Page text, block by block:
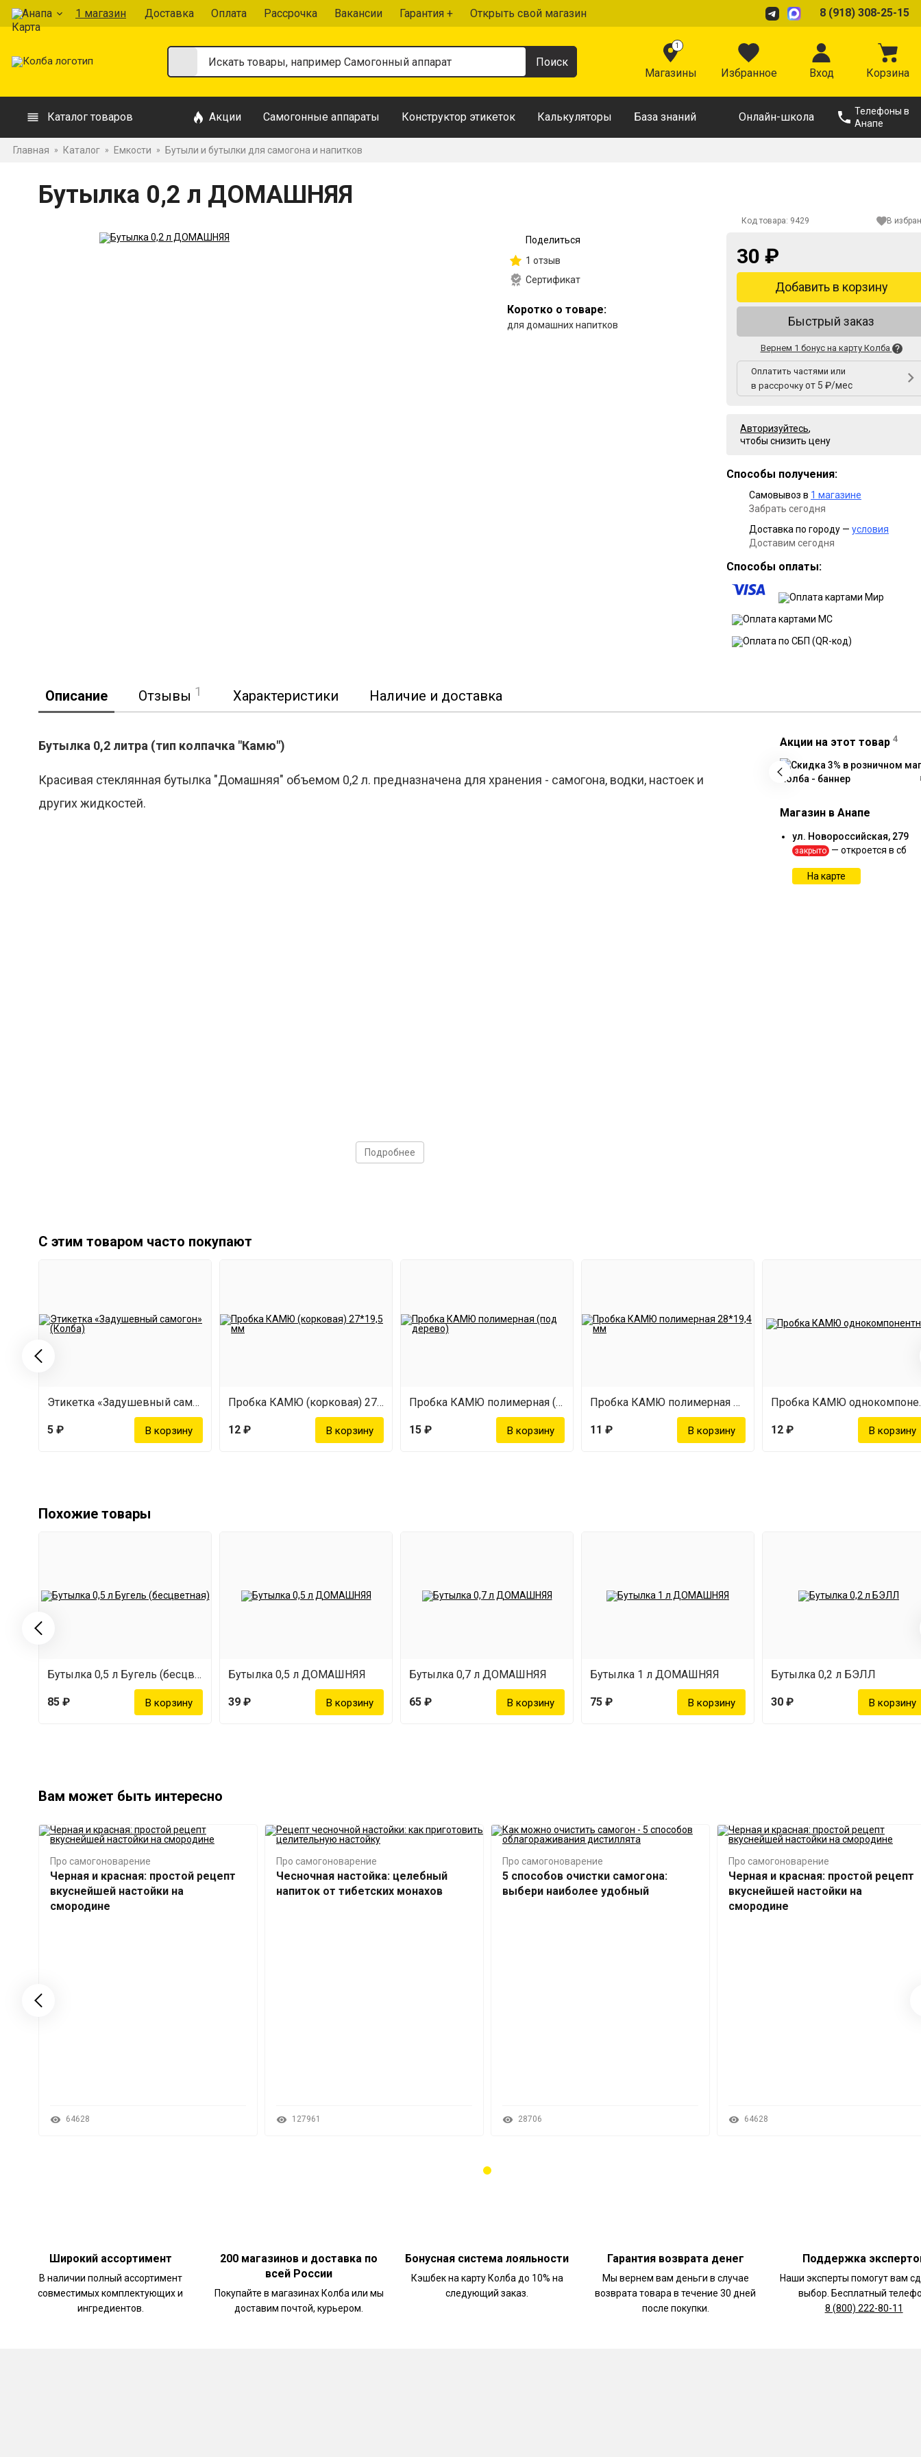
Анапа 1 магазин Доставка Оплата Рассрочка Вакансии Гарантия + Открыть свой магазин 8 (918) 308-25-15
1
Магазины Избранное Вход Корзина
Каталог товаров Акции Самогонные аппараты Конструктор этикеток Калькуляторы База знаний Онлайн-школа
Телефоны в
Анапе
Главная » Каталог » Емкости » Бутыли и бутылки для самогона и напитков
Бутылка 0,2 л ДОМАШНЯЯ
Поделиться
1 отзыв
Сертификат
Коротко о товаре:
для домашних напитков
Код товара: 9429 В
30 ₽
Добавить в корзину
Быстрый заказ
Вернем 1 бонус на карту Колба
Оплатить частями или
в рассрочку от 5 ₽/мес
Авторизуйтесь,
чтобы снизить цену
Способы получения:
Самовывоз в 1 магазине
Забрать сегодня
Доставка по городу — условия
Доставим сегодня
Способы оплаты:
Описание Отзывы 1 Характеристики Наличие и доставка
Бутылка 0,2 литра (тип колпачка "Камю")
Красивая стеклянная бутылка "Домашняя" объемом 0,2 л. предназначена для хранения - самогона, водки, настоек и
других жидкостей.
Подробнее
Акции на этот товар 4
Реклама
Магазин в Анапе
ул. Новороссийская, 279
закрыто — откроется в сб
На карте
С этим товаром часто покупают
Этикетка «Задушевный самогон» (Колба)
5 ₽
Пробка КАМЮ (корковая) 27*19,5 мм
12 ₽
Пробка КАМЮ полимерная (под дерево)
15 ₽
Пробка КАМЮ полимерная 28*19,4 мм
11 ₽ 12 ₽
Похожие товары
Бутылка 0,5 л Бугель (бесцветная)
85 ₽
Бутылка 0,5 л ДОМАШНЯЯ
39 ₽
Бутылка 0,7 л ДОМАШНЯЯ
65 ₽
Бутылка 1 л ДОМАШНЯЯ
75 ₽
Бутылка 0,2 л БЭЛЛ
30 ₽
Вам может быть интересно
Про самогоноварение
Черная и красная: простой рецепт
вкуснейшей настойки на
смородине
64628
Про самогоноварение
Чесночная настойка: целебный
напиток от тибетских монахов
127961
Про самогоноварение
5 способов очистки самогона:
выбери наиболее удобный
28706
Про самогоноварение
Черная и красная: простой рецепт
вкуснейшей настойки на
смородине
64628
Широкий ассортимент
В наличии полный ассортимент
совместимых комплектующих и
ингредиентов.
200 магазинов и доставка по
всей России
Покупайте в магазинах Колба или мы
доставим почтой, курьером.
Бонусная система лояльности
Кэшбек на карту Колба до 10% на
следующий заказ.
Гарантия возврата денег
Мы вернем вам деньги в случае
возврата товара в течение 30 дней
после покупки.
Поддержка
Наши эксперты помогут вам
выбор. Бесплатный
8 (800) 222-80-11